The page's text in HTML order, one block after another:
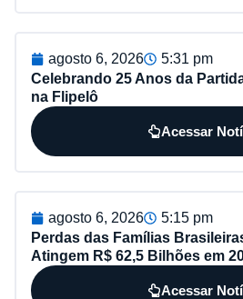
agosto 6, 2026
5:31 pm
Celebrando 25 Anos da
na Flipelô
Acessar
agosto 6, 2026
5:15 pm
Perdas das Famílias
Atingem R$ 62,5 Bilhões em
Acessar